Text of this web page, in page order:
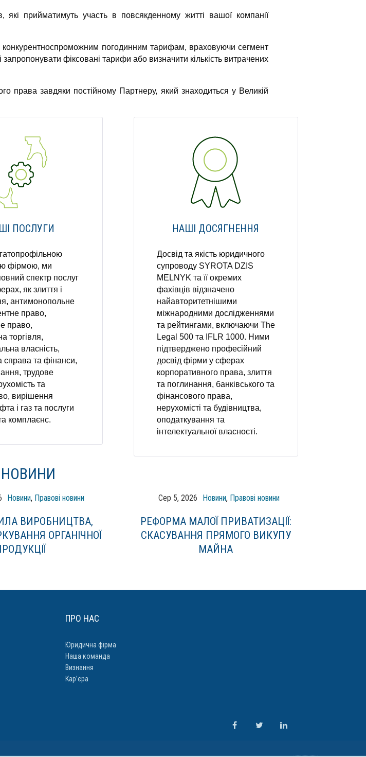
прийматимуть участь в повсякденному житті вашої компанії
погодинним тарифам, враховуючи сегмент
фіксовані тарифи або визначити кількість витрачених
права завдяки постійному Партнеру, який знаходиться у Великій
ПОСЛУГИ
фірмою, ми
спектр послуг
як злиття i
антимонопольне
право,
право,
торгівля,
власність,
справа та фінанси,
трудове
та
вирішення
і газ та послуги
комплаєнс.
НАШІ ДОСЯГНЕННЯ
Досвід та якість юридичного
супроводу SYROTA DZIS
MELNYK та її окремих
фахівців відзначено
найавторитетнішими
міжнародними дослідженнями
та рейтингами, включаючи The
Legal 500 та IFLR 1000. Ними
підтверджено професійний
досвід фірми у сферах
корпоративного права, злиття
та поглинання, банківського та
фінансового права,
нерухомісті та будівництва,
оподаткування та
інтелектуальної власності.
НОВИНИ
Новини, Правові новини
ВИРОБНИЦТВА,
ОРГАНІЧНОЇ
Сер 5, 2026 Новини, Правові новини
РЕФОРМА МАЛОЇ ПРИВАТИЗАЦІЇ:
СКАСУВАННЯ ПРЯМОГО ВИКУПУ
МАЙНА
ПРО НАС
Юридична фірма
Наша команда
Визнання
Кар’єра